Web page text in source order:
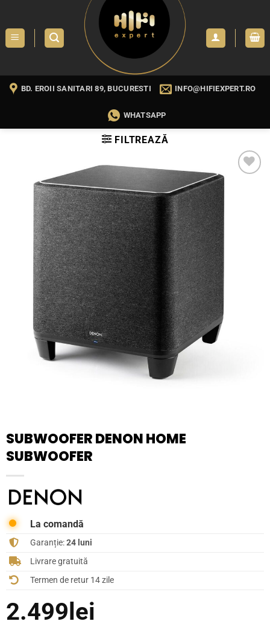
content
BD. EROII SANITARI 89, BUCURESTI INFO@HIFIEXPERT.RO
WHATSAPP
FILTREAZĂ
WISHLIST
SUBWOOFER DENON HOME
SUBWOOFER
La comandă
Garanție:24 luni
Livrare gratuită
Termen de retur 14 zile
2.499 lei